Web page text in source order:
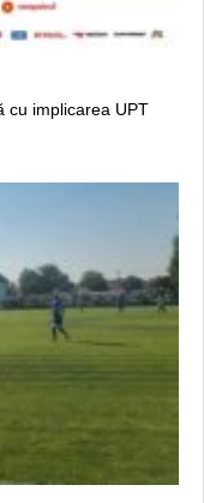
cu implicarea UPT